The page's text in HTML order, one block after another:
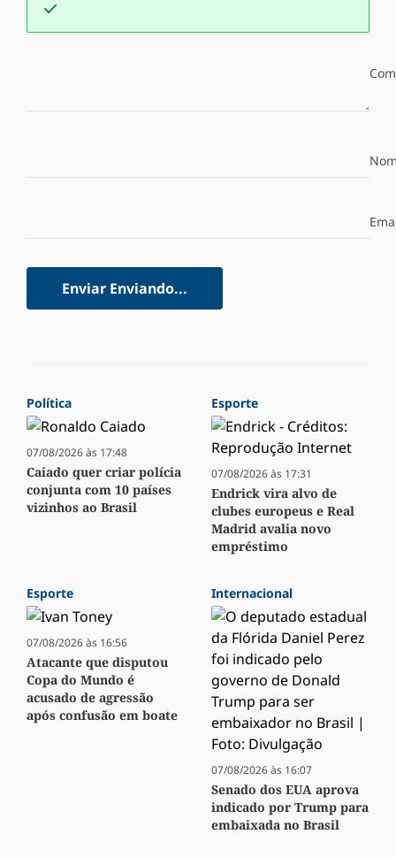
Enviar Enviando...
Política
07/08/2026 às 17:48
Caiado quer criar polícia
conjunta com 10 países
vizinhos ao Brasil
Esporte
07/08/2026 às 17:31
Endrick vira alvo de
clubes europeus e Real
Madrid avalia novo
empréstimo
Esporte
07/08/2026 às 16:56
Atacante que disputou
Copa do Mundo é
acusado de agressão
após confusão em boate
Internacional
07/08/2026 às 16:07
Senado dos EUA aprova
indicado por Trump para
embaixada no Brasil